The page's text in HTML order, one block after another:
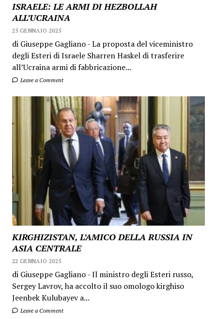
ISRAELE: LE ARMI DI HEZBOLLAH
ALL’UCRAINA
25 GENNAIO 2025
di Giuseppe Gagliano - La proposta del viceministro
degli Esteri di Israele Sharren Haskel di trasferire
all’Ucraina armi di fabbricazione...
Leave a Comment
KIRGHIZISTAN, L’AMICO DELLA RUSSIA IN
ASIA CENTRALE
22 GENNAIO 2025
di Giuseppe Gagliano - Il ministro degli Esteri russo,
Sergey Lavrov, ha accolto il suo omologo kirghiso
Jeenbek Kulubayev a...
Leave a Comment